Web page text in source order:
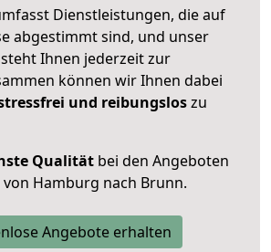
Dienstleistungen, die auf
abgestimmt sind, und unser
Ihnen jederzeit zur
können wir Ihnen dabei
und reibungsloszu
Qualität bei den Angeboten
Hamburg nach Brunn.
Angebote erhalten